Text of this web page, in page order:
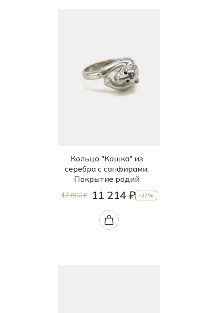
Кольцо "Кошка" из
серебра с сапфирами.
Покрытие родий
17 800 ₽ 11 214 ₽ -37%